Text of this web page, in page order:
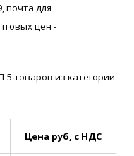
почта для
цен -
товаров из категории
Цена руб, с НДС